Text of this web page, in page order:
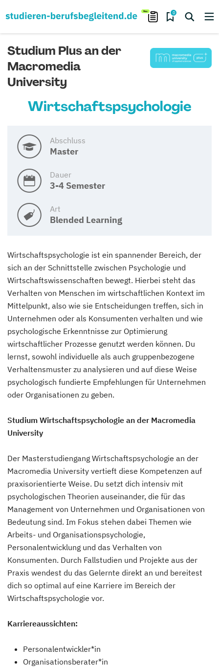
0
Studium Plus an der
Macromedia
University
Wirtschaftspsychologie
Abschluss
Master
Dauer
3-4 Semester
Art
Blended Learning
Wirtschaftspsychologie ist ein spannender Bereich, der
sich an der Schnittstelle zwischen Psychologie und
Wirtschaftswissenschaften bewegt. Hierbei steht das
Verhalten von Menschen im wirtschaftlichen Kontext im
Mittelpunkt, also wie sie Entscheidungen treffen, sich in
Unternehmen oder als Konsumenten verhalten und wie
psychologische Erkenntnisse zur Optimierung
wirtschaftlicher Prozesse genutzt werden können. Du
lernst, sowohl individuelle als auch gruppenbezogene
Verhaltensmuster zu analysieren und auf diese Weise
psychologisch fundierte Empfehlungen für Unternehmen
oder Organisationen zu geben.
Studium Wirtschaftspsychologie an der Macromedia
University
Der Masterstudiengang Wirtschaftspsychologie an der
Macromedia University vertieft diese Kompetenzen auf
praxisorientierte Weise. Du setzt dich intensiv mit
psychologischen Theorien auseinander, die für das
Management von Unternehmen und Organisationen von
Bedeutung sind. Im Fokus stehen dabei Themen wie
Arbeits- und Organisationspsychologie,
Personalentwicklung und das Verhalten von
Konsumenten. Durch Fallstudien und Projekte aus der
Praxis wendest du das Gelernte direkt an und bereitest
dich so optimal auf eine Karriere im Bereich der
Wirtschaftspsychologie vor.
Karriereaussichten:
Personalentwickler*in
Organisationsberater*in